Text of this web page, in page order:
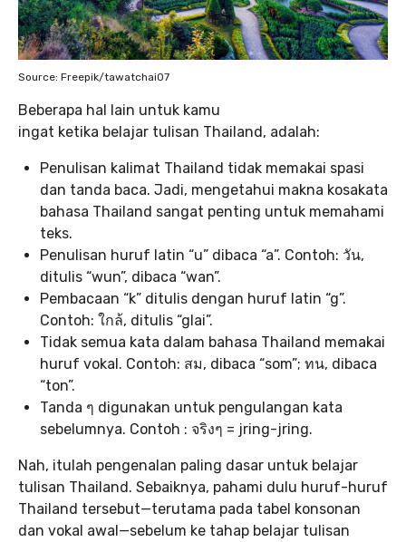
Source: Freepik/tawatchai07
Beberapa hal lain untuk kamu
ingat ketika belajar tulisan Thailand, adalah:
Penulisan kalimat Thailand tidak memakai spasi
dan tanda baca. Jadi, mengetahui makna kosakata
bahasa Thailand sangat penting untuk memahami
teks.
Penulisan huruf latin “u” dibaca “a”. Contoh: วัน,
ditulis “wun”, dibaca “wan”.
Pembacaan “k” ditulis dengan huruf latin “g”.
Contoh: ใกล้, ditulis “glai”.
Tidak semua kata dalam bahasa Thailand memakai
huruf vokal. Contoh: สม, dibaca “som”; ทน, dibaca
“ton”.
Tanda ๆ digunakan untuk pengulangan kata
sebelumnya. Contoh : จริงๆ = jring-jring.
Nah, itulah pengenalan paling dasar untuk belajar
tulisan Thailand. Sebaiknya, pahami dulu huruf-huruf
Thailand tersebut—terutama pada tabel konsonan
dan vokal awal—sebelum ke tahap belajar tulisan